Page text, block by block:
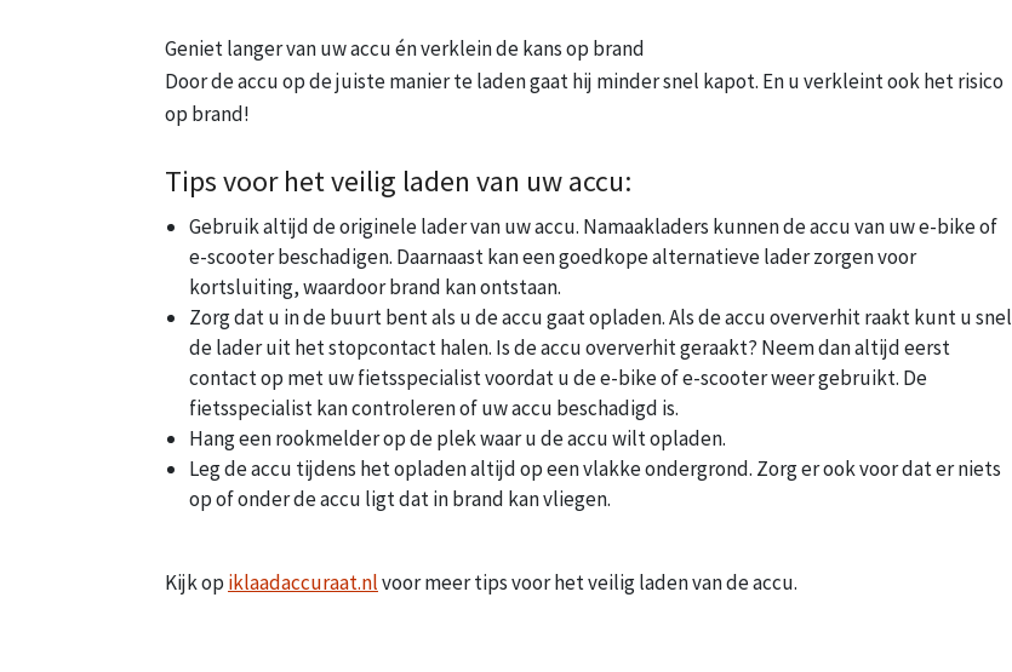
Geniet langer van uw accu én verklein de kans op brand
Door de accu op de juiste manier te laden gaat hij minder snel kapot. En u verkleint ook het risico
op brand!
Tips voor het veilig laden van uw accu:
Gebruik altijd de originele lader van uw accu. Namaakladers kunnen de accu van uw e-bike of
e-scooter beschadigen. Daarnaast kan een goedkope alternatieve lader zorgen voor
kortsluiting, waardoor brand kan ontstaan.
Zorg dat u in de buurt bent als u de accu gaat opladen. Als de accu oververhit raakt kunt u snel
de lader uit het stopcontact halen. Is de accu oververhit geraakt? Neem dan altijd eerst
contact op met uw fietsspecialist voordat u de e-bike of e-scooter weer gebruikt. De
fietsspecialist kan controleren of uw accu beschadigd is.
Hang een rookmelder op de plek waar u de accu wilt opladen.
Leg de accu tijdens het opladen altijd op een vlakke ondergrond. Zorg er ook voor dat er niets
op of onder de accu ligt dat in brand kan vliegen.
Kijk op iklaadaccuraat.nlvoor meer tips voor het veilig laden van de accu.